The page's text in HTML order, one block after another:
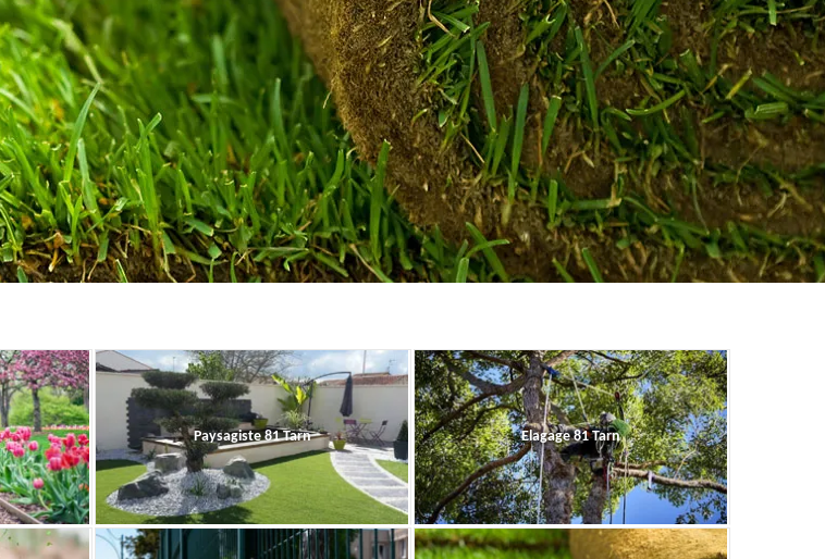
Paysagiste 81 Tarn Elagage 81 Tarn